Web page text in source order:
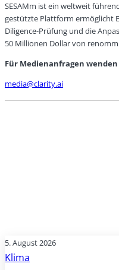
SESAMm ist ein weltweit
gestützte Plattform ermöglicht
Diligence-Prüfung und die
50 Millionen Dollar von
Für Medienanfragen
media@clarity.ai
5. August 2026
Klima